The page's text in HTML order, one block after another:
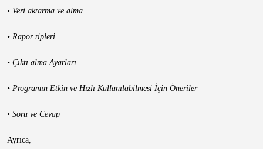
• Veri aktarma ve alma
• Rapor tipleri
• Çıktı alma Ayarları
• Programın Etkin ve Hızlı Kullanılabilmesi İçin Öneriler
• Soru ve Cevap
Ayrıca,